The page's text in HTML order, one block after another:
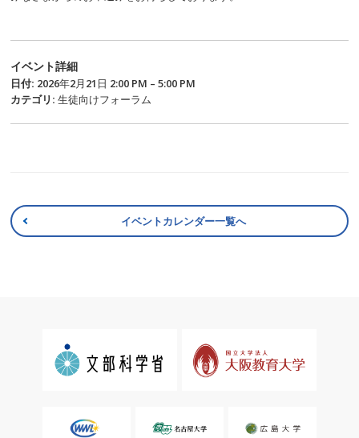
イベント詳細
日付: 2026年2月21日 2:00 PM –5:00 PM
カテゴリ: 生徒向けフォーラム
イベントカレンダー一覧へ